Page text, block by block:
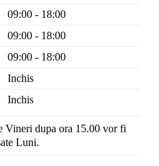
09:00 - 18:00
09:00 - 18:00
09:00 - 18:00
Inchis
Inchis
Vineri dupa ora 15.00 vor fi
Luni.